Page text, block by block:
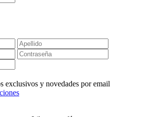
exclusivos y novedades por email